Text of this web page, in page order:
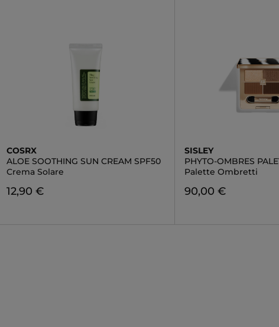
COSRX
ALOE SOOTHING SUN CREAM SPF50
Crema Solare
12,90 €
SISLEY
PHYTO-OMBRES
Palette Ombretti
90,00 €